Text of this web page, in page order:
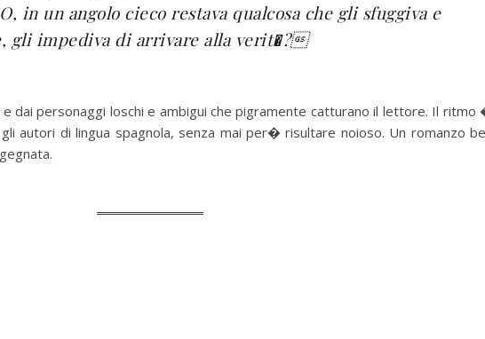
in un angolo cieco restava qualcosa che gli sfuggiva e
gli impediva di arrivare alla verit�?
e dai personaggi loschi e ambigui che pigramente catturano il lettore. Il ritmo
autori di lingua spagnola, senza mai per� risultare noioso. Un romanzo